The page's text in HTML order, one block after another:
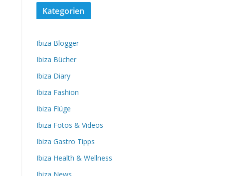
Kategorien
Ibiza Blogger
Ibiza Bücher
Ibiza Diary
Ibiza Fashion
Ibiza Flüge
Ibiza Fotos & Videos
Ibiza Gastro Tipps
Ibiza Health & Wellness